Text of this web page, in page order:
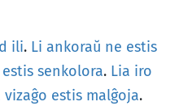
ili. Li ankoraŭ ne estis
estis senkolora. Lia iro
vizaĝo estis malĝoja.